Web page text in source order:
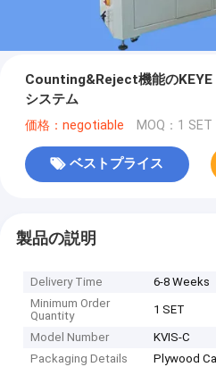
Counting&Reject機能のKEYE
システム
価格：negotiable MOQ：1 SET
ベストプライス
製品の説明
Delivery Time
6-8 Weeks
Minimum Order
Quantity
1 SET
Model Number
KVIS-C
Packaging Details
Plywood